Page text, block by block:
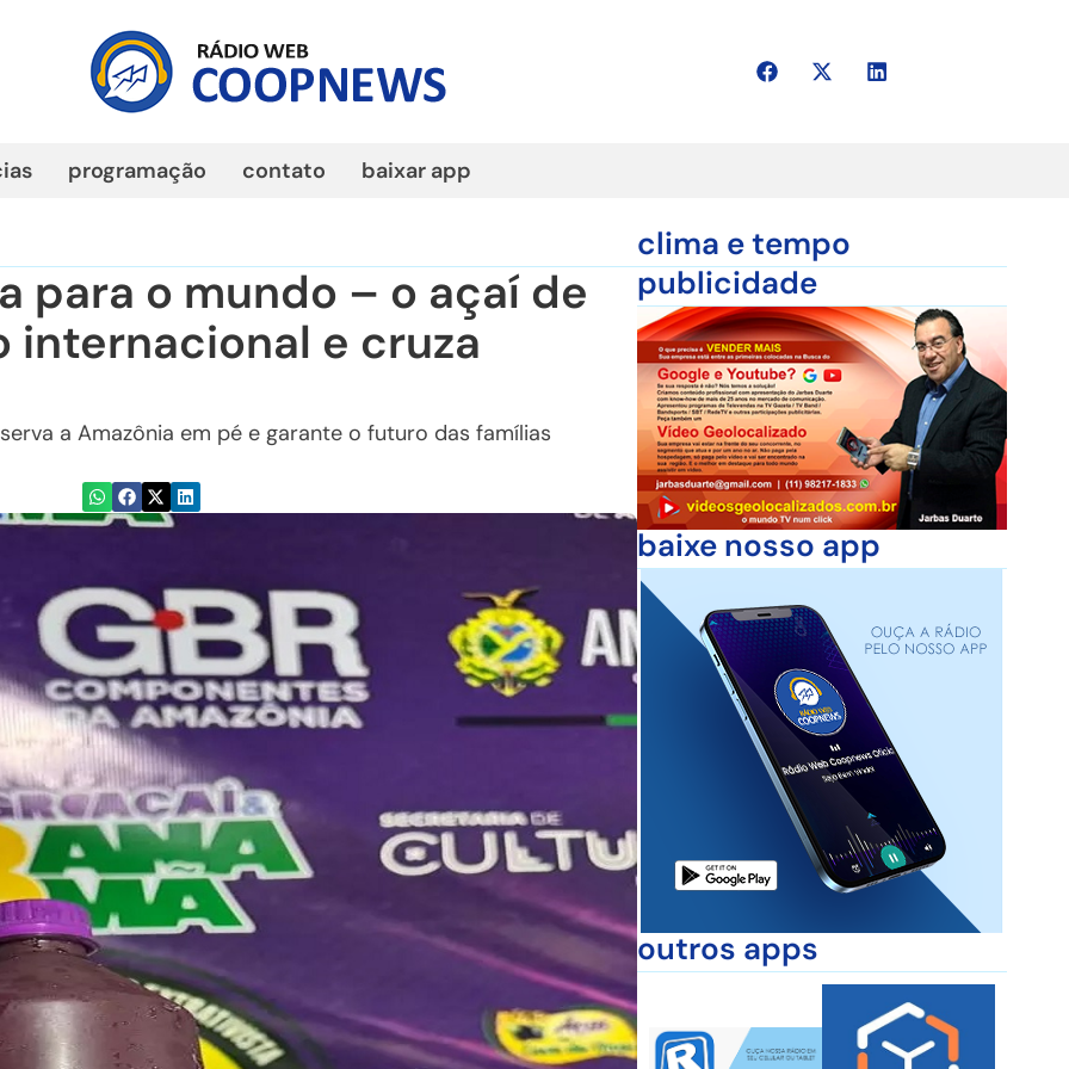
programação contato baixar app
para o mundo – o açaí de
internacional e cruza
a Amazônia em pé e garante o futuro das famílias
clima e tempo
publicidade
baixe nosso app
outros apps